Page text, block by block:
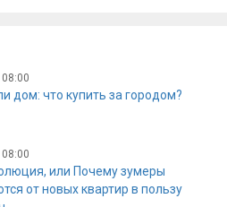
дом: что купить за городом?
или Почему зумеры
от новых квартир в пользу